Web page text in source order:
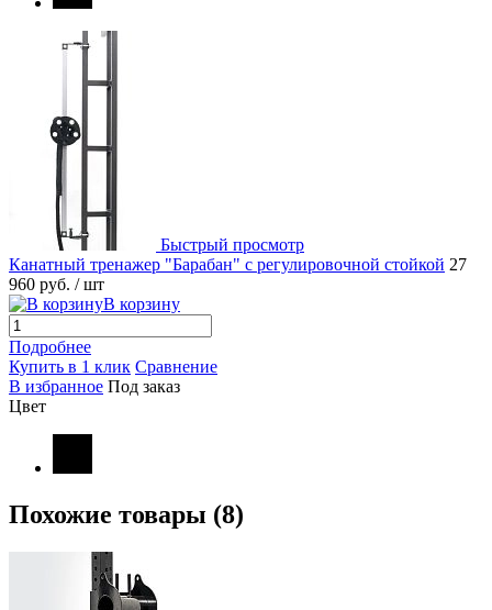
Быстрый просмотр
Канатный тренажер "Барабан" c регулировочной стойкой 27
960 руб. / шт
В корзину
Подробнее
Купить в 1 клик Сравнение
В избранное Под заказ
Цвет
Похожие товары (8)